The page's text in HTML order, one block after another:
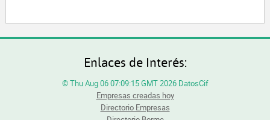
Enlaces de Interés:
© Thu Aug 06 07:09:15 GMT 2026 DatosCif
Empresas creadas hoy
Directorio Empresas